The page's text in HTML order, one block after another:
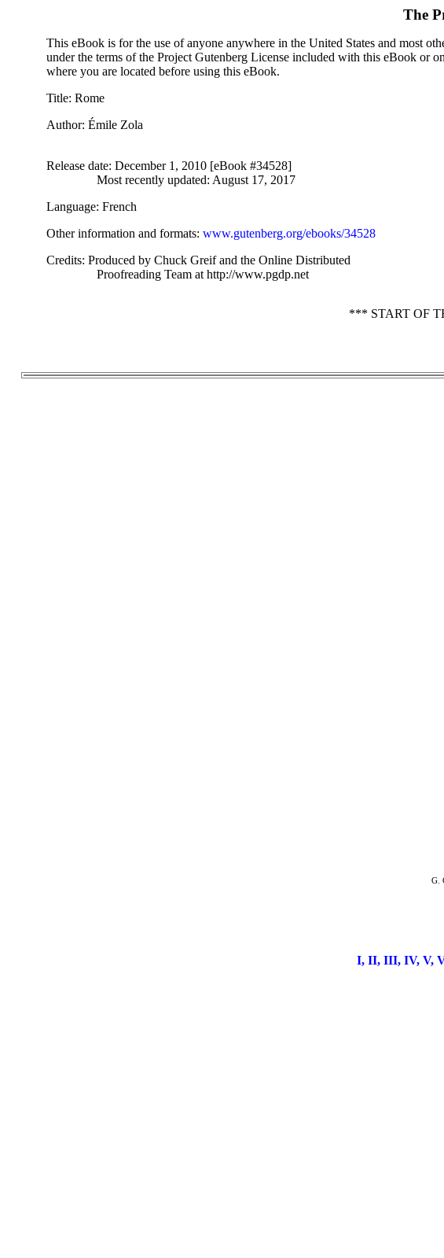
The
This eBook is for the use of anyone anywhere in the United States and most
under the terms of the Project Gutenberg License included with this eBook or
where you are located before using this eBook.
Title: Rome
Author: Émile Zola
Release date: December 1, 2010 [eBook #34528]
Most recently updated: August 17, 2017
Language: French
Other information and formats: www.gutenberg.org/ebooks/34528
Credits: Produced by Chuck Greif and the Online Distributed
Proofreading Team at http://www.pgdp.net
*** START OF
G.
I, II, III, IV, V,